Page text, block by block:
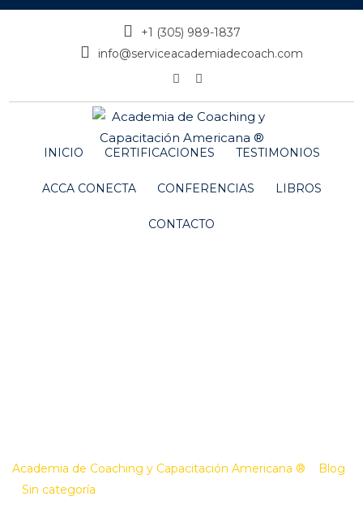
+1 (305) 989-1837
info@serviceacademiadecoach.com
INICIO CERTIFICACIONES TESTIMONIOS
ACCA CONECTA CONFERENCIAS LIBROS
CONTACTO
Academia de Coaching y Capacitación Americana ®
Blog
Sin categoría